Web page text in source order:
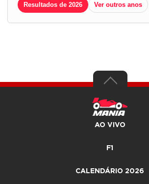
Resultados de 2026 Ver outros anos
AO VIVO
F1
CALENDÁRIO 2026